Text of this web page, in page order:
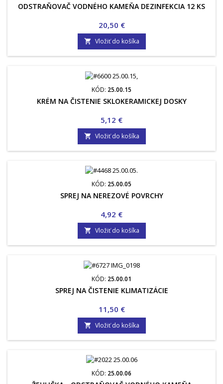
ODSTRAŇOVAČ VODNÉHO KAMEŇA DEZINFEKCIA 12 KS
Cena
20,50 €
 Vložiť do košíka
KÓD: 25.00.15
KRÉM NA ČISTENIE SKLOKERAMICKEJ DOSKY
Cena
5,12 €
 Vložiť do košíka
KÓD: 25.00.05
SPREJ NA NEREZOVÉ POVRCHY
Cena
4,92 €
 Vložiť do košíka
KÓD: 25.00.01
SPREJ NA ČISTENIE KLIMATIZÁCIE
Cena
11,50 €
 Vložiť do košíka
KÓD: 25.00.06